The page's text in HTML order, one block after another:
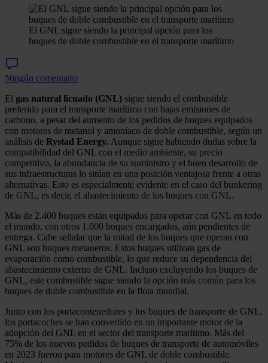
El GNL sigue siendo la principal opción para los
buques de doble combustible en el transporte marítimo
Ningún comentario
El gas natural licuado (GNL) sigue siendo el combustible
preferido para el transporte marítimo con bajas emisiones de
carbono, a pesar del aumento de los pedidos de buques equipados
con motores de metanol y amoníaco de doble combustible, según un
análisis de Rystad Energy. Aunque sigue habiendo dudas sobre la
compatibilidad del GNL con el medio ambiente, su precio
competitivo, la abundancia de su suministro y el buen desarrollo de
sus infraestructuras lo sitúan en una posición ventajosa frente a otras
alternativas. Esto es especialmente evidente en el caso del bunkering
de GNL, es decir, el abastecimiento de los buques con GNL.
Más de 2.400 buques están equipados para operar con GNL en todo
el mundo, con otros 1.000 buques encargados, aún pendientes de
entrega. Cabe señalar que la mitad de los buques que operan con
GNL son buques metaneros. Estos buques utilizan gas de
evaporación como combustible, lo que reduce su dependencia del
abastecimiento externo de GNL. Incluso excluyendo los buques de
GNL, este combustible sigue siendo la opción más común para los
buques de doble combustible en la flota mundial.
Junto con los portacontenedores y los buques de transporte de GNL,
los portacoches se han convertido en un importante motor de la
adopción del GNL en el sector del transporte marítimo. Más del
75% de los nuevos pedidos de buques de transporte de automóviles
en 2023 fueron para motores de GNL de doble combustible.